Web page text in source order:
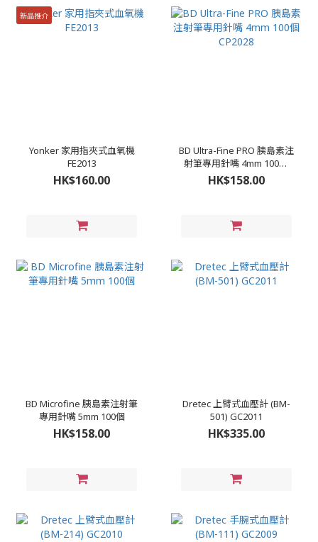
新品推介
Yonker 家用指夾式血氧機
FE2013
HK$160.00
BD Ultra-Fine PRO 胰島素注
射筆專用針嘴 4mm 100個
CP2028
HK$158.00
BD Microfine 胰島素注射筆
專用針嘴 5mm 100個
HK$158.00
Dretec 上臂式血壓計 (BM-
501) GC2011
HK$335.00